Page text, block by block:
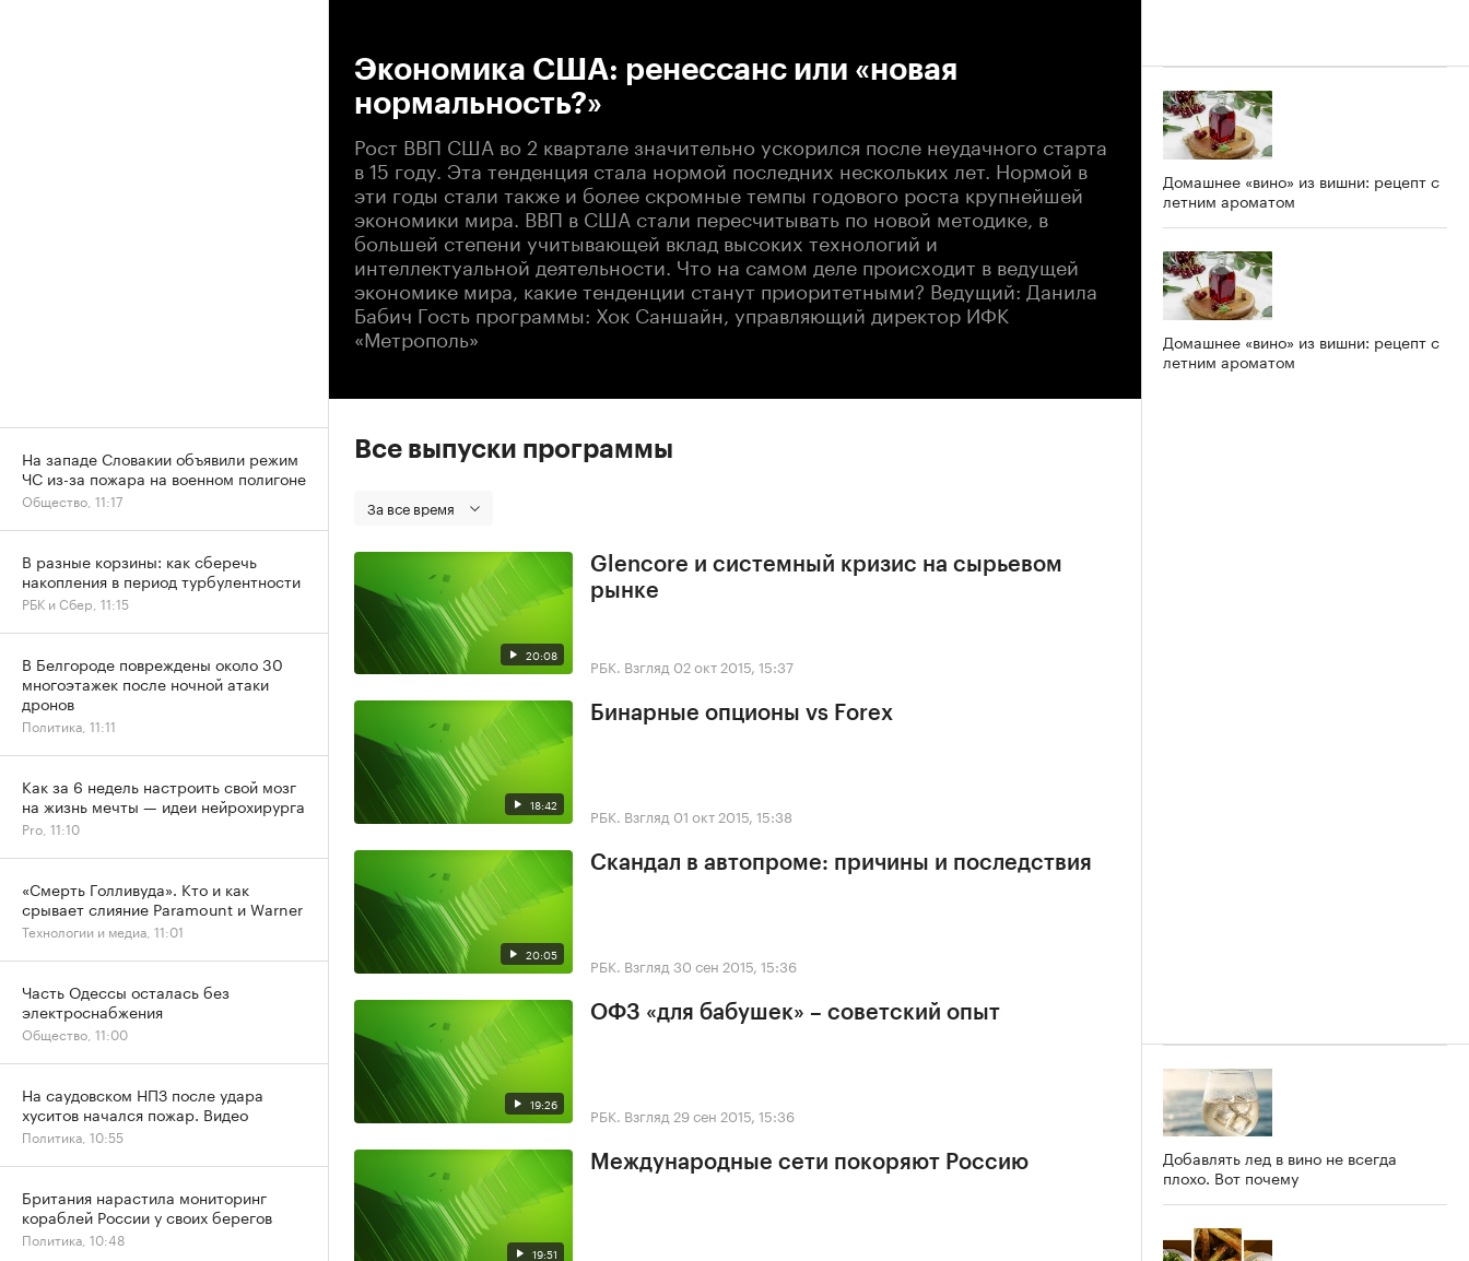
Экономика США: ренессанс или «новая
нормальность?»
Рост ВВП США во 2 квартале значительно ускорился после неудачного старта
в 15 году. Эта тенденция стала нормой последних нескольких лет. Нормой в
эти годы стали также и более скромные темпы годового роста крупнейшей
экономики мира. ВВП в США стали пересчитывать по новой методике, в
большей степени учитывающей вклад высоких технологий и
интеллектуальной деятельности. Что на самом деле происходит в ведущей
экономике мира, какие тенденции станут приоритетными? Ведущий: Данила
Бабич Гость программы: Хок Саншайн, управляющий директор ИФК
«Метрополь»
Все выпуски программы
За все время
20:08
Glencore и системный кризис на сырьевом
рынке
РБК. Взгляд 02 окт 2015, 15:37
18:42
Бинарные опционы vs Forex
РБК. Взгляд 01 окт 2015, 15:38
20:05
Скандал в автопроме: причины и последствия
РБК. Взгляд 30 сен 2015, 15:36
19:26
ОФЗ «для бабушек» – советский опыт
РБК. Взгляд 29 сен 2015, 15:36
19:51
Международные сети покоряют Россию
Домашнее «вино» из вишни: рецепт с
летним ароматом
Домашнее «вино» из вишни: рецепт с
летним ароматом
Добавлять лед в вино не всегда
плохо. Вот почему
На западе Словакии объявили режим
ЧС из-за пожара на военном полигоне
Общество, 11:17
В разные корзины: как сберечь
накопления в период турбулентности
РБК и Сбер, 11:15
В Белгороде повреждены около 30
многоэтажек после ночной атаки
дронов
Политика, 11:11
Как за 6 недель настроить свой мозг
на жизнь мечты — идеи нейрохирурга
Pro, 11:10
«Смерть Голливуда». Кто и как
срывает слияние Paramount и Warner
Технологии и медиа, 11:01
Часть Одессы осталась без
электроснабжения
Общество, 11:00
На саудовском НПЗ после удара
хуситов начался пожар. Видео
Политика, 10:55
Британия нарастила мониторинг
кораблей России у своих берегов
Политика, 10:48